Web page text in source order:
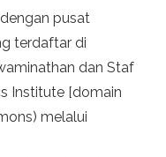
pusat
terdaftar di
dan Staf
Institute [domain
melalui